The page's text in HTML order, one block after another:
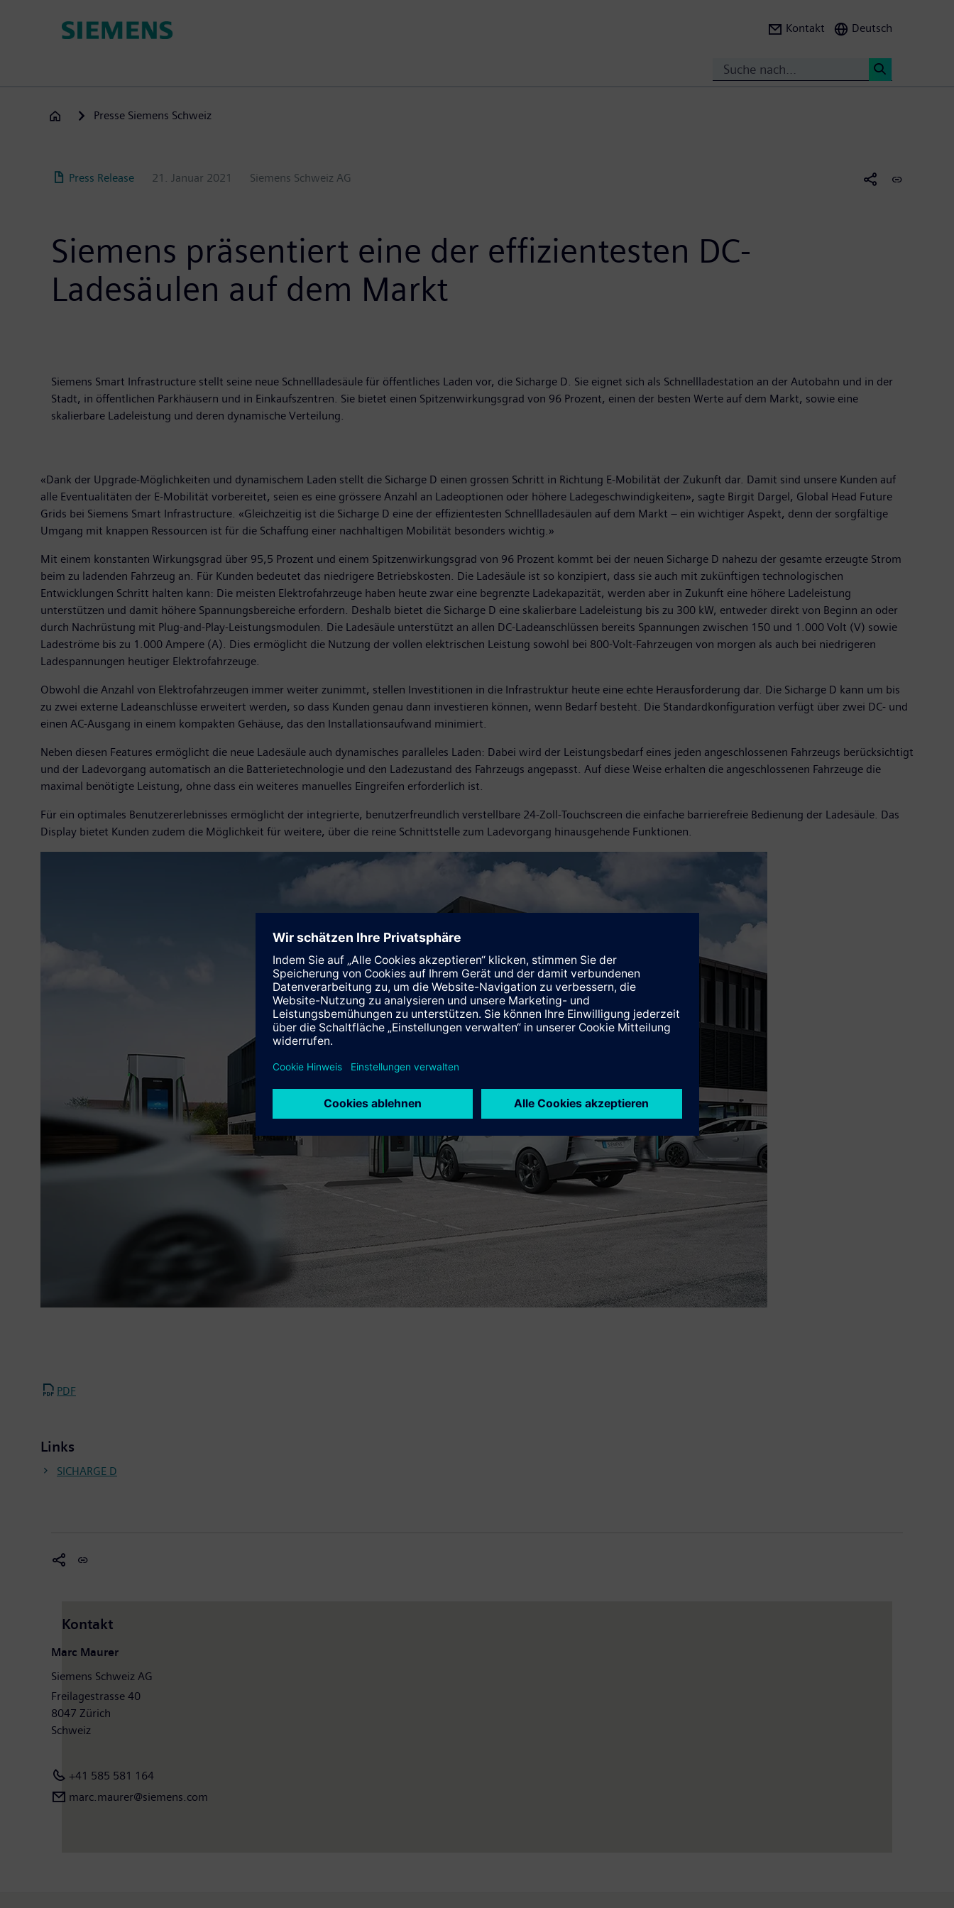
Kontakt Deutsch
Presse Siemens Schweiz
Press Release 21. Januar 2021 Siemens Schweiz AG
Siemens präsentiert eine der effizientesten DC-
Ladesäulen auf dem Markt
Siemens Smart Infrastructure stellt seine neue Schnellladesäule für öffentliches Laden vor, die Sicharge D. Sie eignet sich als Schnellladestation an der Autobahn und in der
Stadt, in öffentlichen Parkhäusern und in Einkaufszentren. Sie bietet einen Spitzenwirkungsgrad von 96 Prozent, einen der besten Werte auf dem Markt, sowie eine
skalierbare Ladeleistung und deren dynamische Verteilung.
«Dank der Upgrade-Möglichkeiten und dynamischem Laden stellt die Sicharge D einen grossen Schritt in Richtung E-Mobilität der Zukunft dar. Damit sind unsere Kunden auf
alle Eventualitäten der E-Mobilität vorbereitet, seien es eine grössere Anzahl an Ladeoptionen oder höhere Ladegeschwindigkeiten», sagte Birgit Dargel, Global Head Future
Grids bei Siemens Smart Infrastructure. «Gleichzeitig ist die Sicharge D eine der effizientesten Schnellladesäulen auf dem Markt – ein wichtiger Aspekt, denn der sorgfältige
Umgang mit knappen Ressourcen ist für die Schaffung einer nachhaltigen Mobilität besonders wichtig.»
Mit einem konstanten Wirkungsgrad über 95,5 Prozent und einem Spitzenwirkungsgrad von 96 Prozent kommt bei der neuen Sicharge D nahezu der gesamte erzeugte Strom
beim zu ladenden Fahrzeug an. Für Kunden bedeutet das niedrigere Betriebskosten. Die Ladesäule ist so konzipiert, dass sie auch mit zukünftigen technologischen
Entwicklungen Schritt halten kann: Die meisten Elektrofahrzeuge haben heute zwar eine begrenzte Ladekapazität, werden aber in Zukunft eine höhere Ladeleistung
unterstützen und damit höhere Spannungsbereiche erfordern. Deshalb bietet die Sicharge D eine skalierbare Ladeleistung bis zu 300 kW, entweder direkt von Beginn an oder
durch Nachrüstung mit Plug-and-Play-Leistungsmodulen. Die Ladesäule unterstützt an allen DC-Ladeanschlüssen bereits Spannungen zwischen 150 und 1.000 Volt (V) sowie
Ladeströme bis zu 1.000 Ampere (A). Dies ermöglicht die Nutzung der vollen elektrischen Leistung sowohl bei 800-Volt-Fahrzeugen von morgen als auch bei niedrigeren
Ladespannungen heutiger Elektrofahrzeuge.
Obwohl die Anzahl von Elektrofahrzeugen immer weiter zunimmt, stellen Investitionen in die Infrastruktur heute eine echte Herausforderung dar. Die Sicharge D kann um bis
zu zwei externe Ladeanschlüsse erweitert werden, so dass Kunden genau dann investieren können, wenn Bedarf besteht. Die Standardkonfiguration verfügt über zwei DC- und
einen AC-Ausgang in einem kompakten Gehäuse, das den Installationsaufwand minimiert.
Neben diesen Features ermöglicht die neue Ladesäule auch dynamisches paralleles Laden: Dabei wird der Leistungsbedarf eines jeden angeschlossenen Fahrzeugs berücksichtigt
und der Ladevorgang automatisch an die Batterietechnologie und den Ladezustand des Fahrzeugs angepasst. Auf diese Weise erhalten die angeschlossenen Fahrzeuge die
maximal benötigte Leistung, ohne dass ein weiteres manuelles Eingreifen erforderlich ist.
Für ein optimales Benutzererlebnisses ermöglicht der integrierte, benutzerfreundlich verstellbare 24-Zoll-Touchscreen die einfache barrierefreie Bedienung der Ladesäule. Das
Display bietet Kunden zudem die Möglichkeit für weitere, über die reine Schnittstelle zum Ladevorgang hinausgehende Funktionen.
PDF
Links
SICHARGE D
Kontakt
Marc Maurer
Siemens Schweiz AG
Freilagestrasse 40
8047 Zürich
Schweiz
+41 585 581 164
marc.maurer@siemens.com